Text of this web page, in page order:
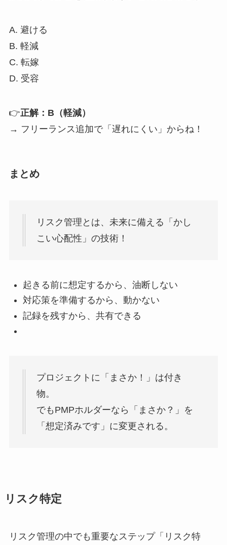
A. 避ける
B. 軽減
C. 転嫁
D. 受容
👉正解：B（軽減）
→ フリーランス追加で「遅れにくい」からね！
まとめ
リスク管理とは、未来に備える「かし
こい心配性」の技術！
起きる前に想定するから、油断しない
対応策を準備するから、動かない
記録を残すから、共有できる
プロジェクトに「まさか！」は付き
物。
でもPMPホルダーなら「まさか？」を
「想定済みです」に変更される。
リスク特定
リスク管理の中でも重要なステップ「リスク特